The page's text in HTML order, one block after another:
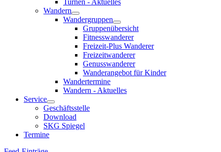
Turnen - Aktuelles
Wandern
Wandergruppen
Gruppenübersicht
Fitnesswanderer
Freizeit-Plus Wanderer
Freizeitwanderer
Genusswanderer
Wanderangebot für Kinder
Wandertermine
Wandern - Aktuelles
Service
Geschäftsstelle
Download
SKG Spiegel
Termine